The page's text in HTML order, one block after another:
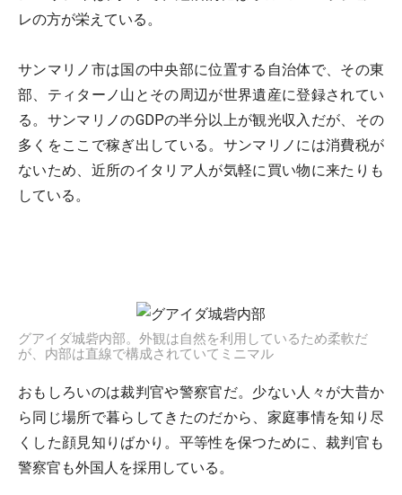
レの方が栄えている。
サンマリノ市は国の中央部に位置する自治体で、その東
部、ティターノ山とその周辺が世界遺産に登録されてい
る。サンマリノのGDPの半分以上が観光収入だが、その
多くをここで稼ぎ出している。サンマリノには消費税が
ないため、近所のイタリア人が気軽に買い物に来たりも
している。
グアイダ城砦内部。外観は自然を利用しているため柔軟だ
が、内部は直線で構成されていてミニマル
おもしろいのは裁判官や警察官だ。少ない人々が大昔か
ら同じ場所で暮らしてきたのだから、家庭事情を知り尽
くした顔見知りばかり。平等性を保つために、裁判官も
警察官も外国人を採用している。